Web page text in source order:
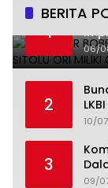
BERITA
1
06/
2
10/
3
09/